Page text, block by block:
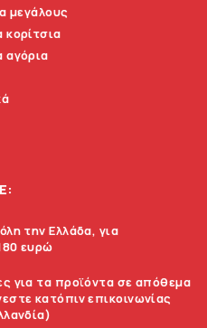
μεγάλους
αγόρια
την Ελλάδα, για
ευρώ
για τα προϊόντα σε απόθεμα
κατόπιν επικοινωνίας